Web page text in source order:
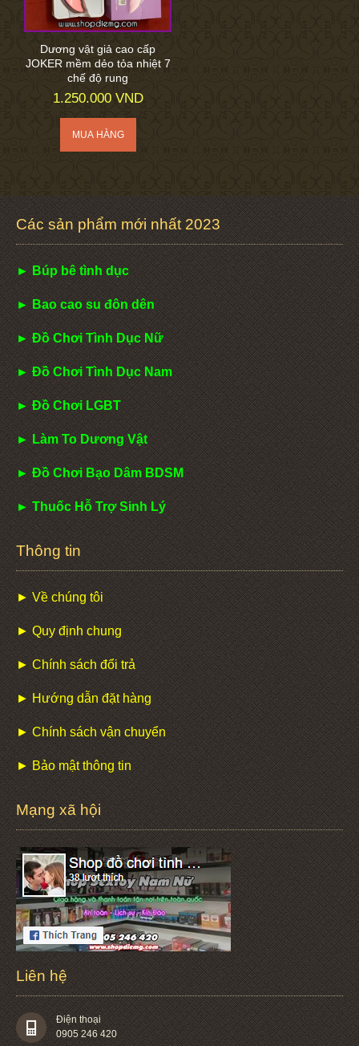
Dương vật giả cao cấp
JOKER mềm dẻo tỏa nhiệt 7
chế độ rung
1.250.000 VND
Các sản phẩm mới nhất 2023
► Búp bê tình dục
► Bao cao su đôn dên
► Đồ Chơi Tình Dục Nữ
► Đồ Chơi Tình Dục Nam
► Đồ Chơi LGBT
► Làm To Dương Vật
► Đồ Chơi Bạo Dâm BDSM
► Thuốc Hỗ Trợ Sinh Lý
Thông tin
► Về chúng tôi
► Quy định chung
► Chính sách đổi trả
► Hướng dẫn đặt hàng
► Chính sách vận chuyển
► Bảo mật thông tin
Mạng xã hội
Liên hệ
Điện thoại
0905 246 420